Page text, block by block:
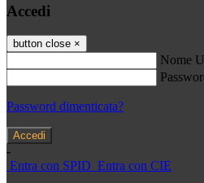
Accedi
button close ×
Nome
Password dimenticata?
-
Entra con SPID Entra con CIE